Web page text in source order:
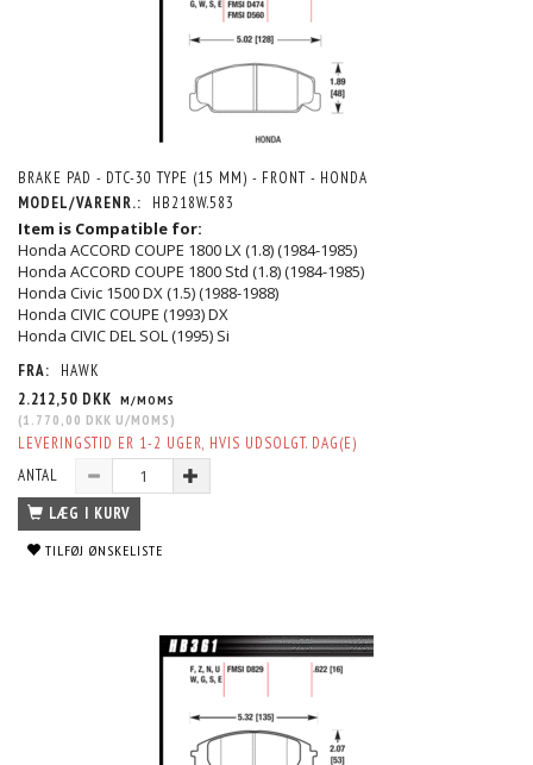
BRAKE PAD - DTC-30 TYPE (15 MM) - FRONT - HONDA
MODEL/VARENR.:
HB218W.583
Item is Compatible for:
Honda ACCORD COUPE 1800 LX (1.8) (1984-1985)
Honda ACCORD COUPE 1800 Std (1.8) (1984-1985)
Honda Civic 1500 DX (1.5) (1988-1988)
Honda CIVIC COUPE (1993) DX
Honda CIVIC DEL SOL (1995) Si
FRA:
HAWK
2.212,50 DKK M/MOMS
(1.770,00 DKK U/MOMS )
LEVERINGSTID ER 1-2 UGER, HVIS UDSOLGT. DAG(E)
ANTAL
LÆG I KURV
TILFØJ ØNSKELISTE